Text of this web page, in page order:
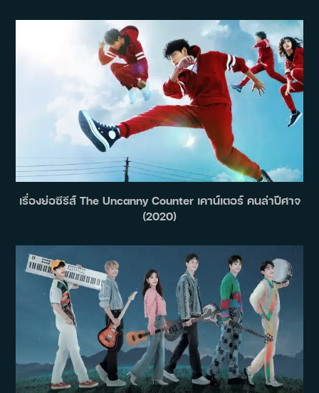
เรื่องย่อซีรีส์ The Uncanny Counter เคาน์เตอร์ คนล่าปีศาจ
(2020)